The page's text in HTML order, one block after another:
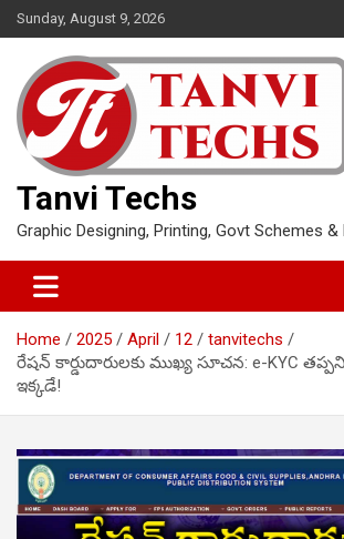
Skip
to
content
Sunday, August 9, 2026
Tanvi Techs
Graphic Designing, Printing, Govt Schemes &
Home 2025 April 12
tanvitechs
రేషన్ కార్డుదారులకు ముఖ్య సూచన: e-KYC
ఇక్కడే!